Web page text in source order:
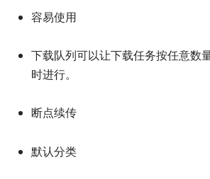
容易使用
下载队列可以让下载任务按任意数
时进行。
断点续传
默认分类